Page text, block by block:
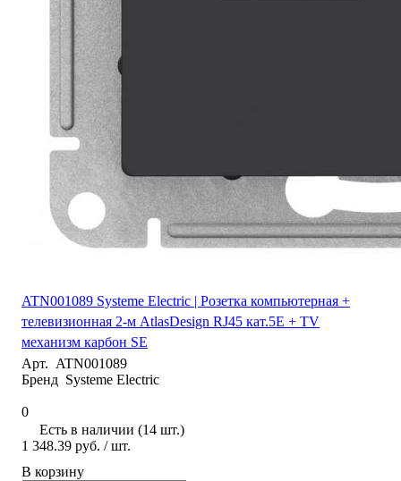
ATN001089 Systeme Electric | Розетка компьютерная +
телевизионная 2-м AtlasDesign RJ45 кат.5E + TV
механизм карбон SE
Арт. ATN001089
Бренд Systeme Electric
0
Есть в наличии (14 шт.)
1 348.39 руб. / шт.
В корзину